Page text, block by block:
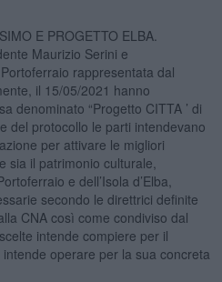
E PROGETTO ELBA.
Maurizio Serini e
rappresentata dal
il 15/05/2021 hanno
denominato “Progetto CITTA ’ di
del protocollo le parti intendevano
per attivare le migliori
sia il patrimonio culturale,
e dell’Isola d’Elba,
secondo le direttrici definite
CNA così come condiviso dal
intende compiere per il
operare per la sua concreta